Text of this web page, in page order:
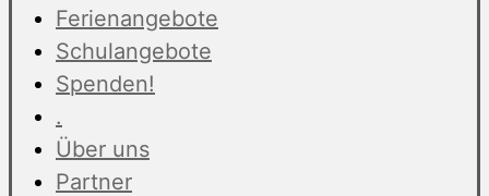
Ferienangebote
Schulangebote
Spenden!
.
Über uns
Partner